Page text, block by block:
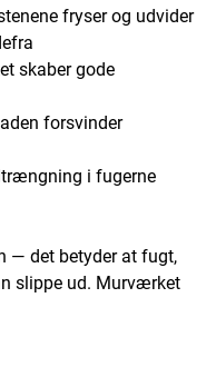
fryser og udvider
skaber gode
forsvinder
i fugerne
— det betyder at fugt,
slippe ud. Murværket